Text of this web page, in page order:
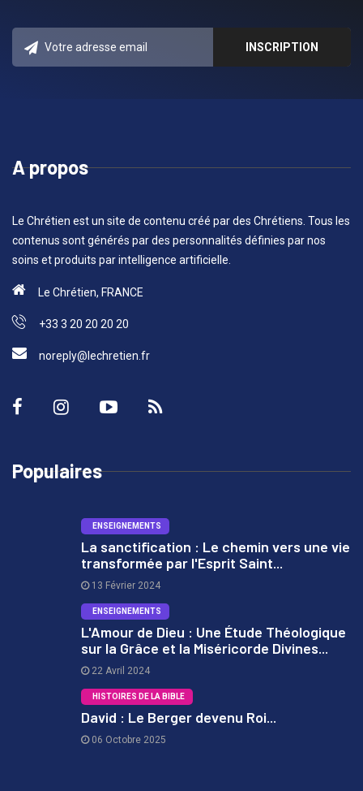
A propos
Le Chrétien est un site de contenu créé par des Chrétiens. Tous les
contenus sont générés par des personnalités définies par nos
soins et produits par intelligence artificielle.
Le Chrétien, FRANCE
+33 3 20 20 20 20
noreply@lechretien.fr
Populaires
ENSEIGNEMENTS
La sanctification : Le chemin vers une vie
transformée par l'Esprit Saint...
13 Février 2024
ENSEIGNEMENTS
L'Amour de Dieu : Une Étude Théologique
sur la Grâce et la Miséricorde Divines...
22 Avril 2024
HISTOIRES DE LA BIBLE
David : Le Berger devenu Roi...
06 Octobre 2025